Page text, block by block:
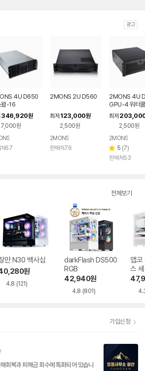
광고
4U D650
왑-16
346,920원
7,000원
처67
2MONS 2U D560
최저 123,000원
2,500원
2MONS
판매처76
2MONS 4U
GPU-4 워터쿨
최저
2,500원
2MONS
별
점
5 리
뷰
(7)
판매처53
전체보기
만 N30 백사십
원
4.8 (121)
darkFlash DS500
RGB
42,940원
4.8 (801)
앱코
스
가입신청
회복과 피해금 회수에 특화되어 있습니